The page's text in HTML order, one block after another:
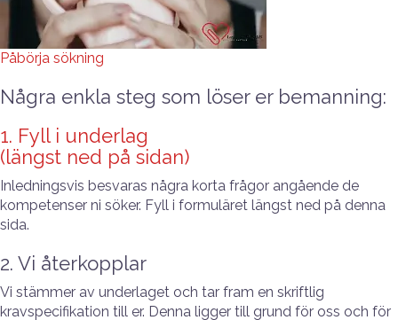
Påbörja sökning
Några enkla steg som löser er bemanning:
1. Fyll i underlag
(längst ned på sidan)
Inledningsvis besvaras några korta frågor angående de
kompetenser ni söker. Fyll i formuläret längst ned på denna
sida.
2. Vi återkopplar
Vi stämmer av underlaget och tar fram en skriftlig
kravspecifikation till er. Denna ligger till grund för oss och för